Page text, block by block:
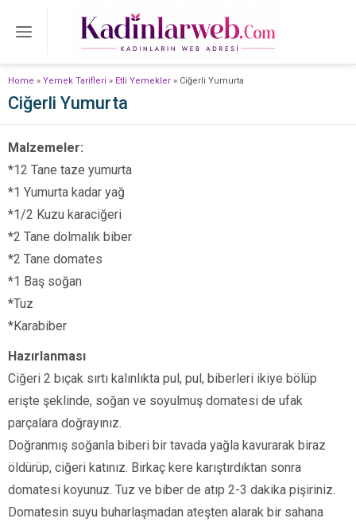
Home » Yemek Tarifleri » Etli Yemekler » Ciğerli Yumurta
Ciğerli Yumurta
Malzemeler:
*12 Tane taze yumurta
*1 Yumurta kadar yağ
*1/2 Kuzu karaciğeri
*2 Tane dolmalık biber
*2 Tane domates
*1 Baş soğan
*Tuz
*Karabiber
Hazırlanması
Ciğeri 2 bıçak sırtı kalınlıkta pul, pul, biberleri ikiye bölüp
erişte şeklinde, soğan ve soyulmuş domatesi de ufak
parçalara doğrayınız.
Doğranmış soğanla biberi bir tavada yağla kavurarak biraz
öldürüp, ciğeri katınız. Birkaç kere karıştırdıktan sonra
domatesi koyunuz. Tuz ve biber de atıp 2-3 dakika pişiriniz.
Domatesin suyu buharlaşmadan ateşten alarak bir sahana